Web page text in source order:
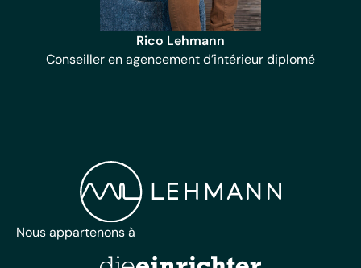
Rico Lehmann
Conseiller en agencement d’intérieur diplomé
Nous appartenons à